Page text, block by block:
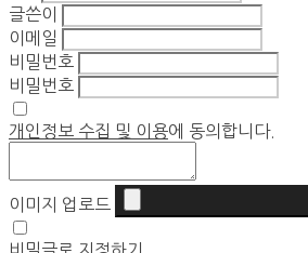
글쓴이
이메일
비밀번호
비밀번호
개인정보 수집 및 이용에 동의합니다.
이미지 업로드